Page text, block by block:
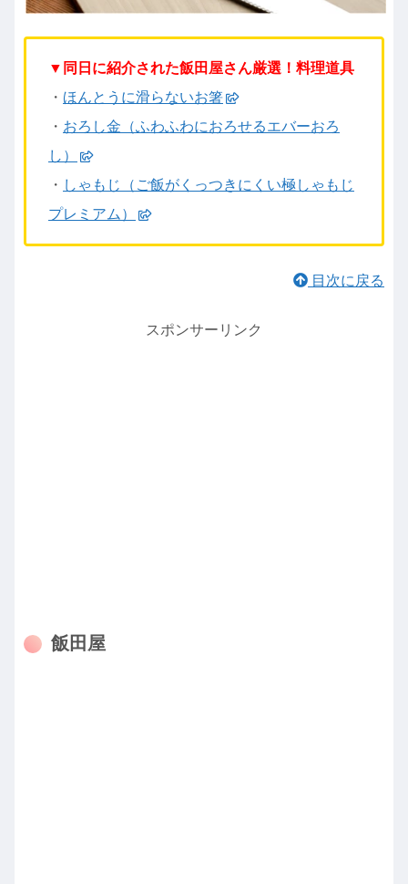
▼同日に紹介された飯田屋さん厳選！料理道具
・ ほんとうに滑らないお箸
・ おろし金（ふわふわにおろせるエバーおろ
し）
・ しゃもじ（ご飯がくっつきにくい極しゃもじ
プレミアム）
目次に戻る
スポンサーリンク
飯田屋